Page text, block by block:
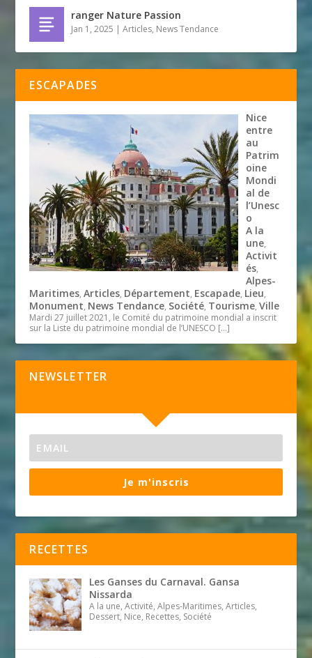
ranger Nature Passion
Jan 1, 2025 |Articles, News Tendance
ESCAPADES
Nice
entre
au
Patrim
oine
Mondi
al de
l’Unesc
o
A la
une,
Activit
és,
Alpes-
Maritimes,Articles, Département, Escapade, Lieu,
Monument, News Tendance, Société, Tourisme,Ville
Mardi 27 juillet 2021, le Comité du patrimoine mondial a inscrit
sur la Liste du patrimoine mondial de l’UNESCO […]
NEWSLETTER
Je m'inscris
RECETTES
Les Ganses du Carnaval. Gansa
Nissarda
A la une, Activité, Alpes-Maritimes, Articles,
Dessert, Nice, Recettes, Société